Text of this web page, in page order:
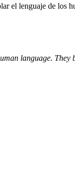
el lenguaje de los
language.